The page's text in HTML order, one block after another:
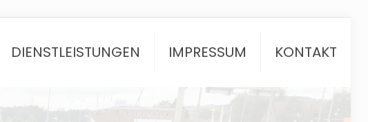
DIENSTLEISTUNGEN IMPRESSUM KONTAKT